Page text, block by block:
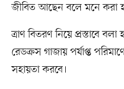
জীবিত আছেন বলে মনে করা
ত্রাণ বিতরণ নিয়ে প্রস্তাবে
রেডক্রস গাজায় পর্যাপ্ত
সহায়তা করবে।